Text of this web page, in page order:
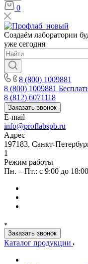
0
Создаём лаборатории
уже сегодня
8 (800) 1009881
8 (800) 1009881
8 (812) 6071118
Заказать звонок
E-mail
info@proflabspb.ru
Адрес
197183, Санкт-
1
Режим работы
Пн. – Пт.: с 9:00 до 18:00
Заказать звонок
Каталог продукции